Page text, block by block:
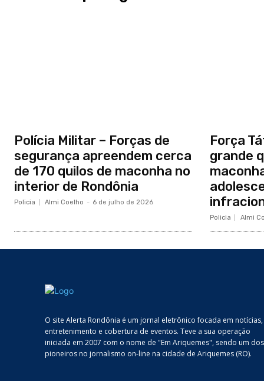
Polícia Militar – Forças de
segurança apreendem cerca
de 170 quilos de maconha no
interior de Rondônia
Policia Almi Coelho - 6 de julho de 2026
Força
grande
Policia Almi
O site Alerta Rondônia é um jornal eletrônico focada em notícias,
entretenimento e cobertura de eventos. Teve a sua operação
iniciada em 2007 com o nome de "Em Ariquemes", sendo um dos
pioneiros no jornalismo on-line na cidade de Ariquemes (RO).